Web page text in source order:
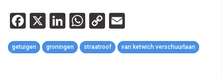
Facebook
X LinkedIn
WhatsApp
Copy
Link
getuigen groningen straatroof van ketwich verschuurlaan